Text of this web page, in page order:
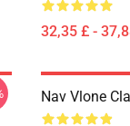
32,35 £ -
Nav Vlone